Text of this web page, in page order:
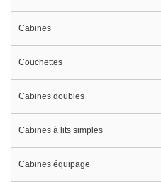
Cabines
Couchettes
Cabines doubles
Cabines à lits simples
Cabines équipage